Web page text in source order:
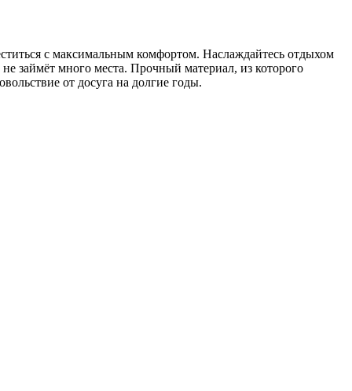
с максимальным комфортом. Наслаждайтесь отдыхом
займёт много места. Прочный материал, из которого
от досуга на долгие годы.